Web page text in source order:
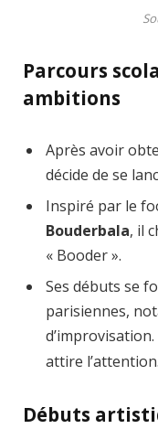
Parcours
ambitions
Après avoir
décide de se
Inspiré par le
Bouderbala, il
« Booder ».
Ses débuts se
parisiennes,
attire l’attention.
Débuts